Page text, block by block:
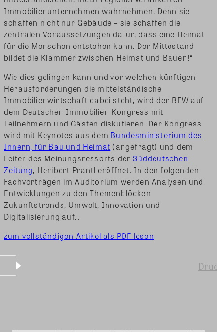
Immobilienunternehmen wahrnehmen. Denn sie
schaffen nicht nur Gebäude – sie schaffen die
zentralen Voraussetzungen dafür, dass eine Heimat
für die Menschen entstehen kann. Der Mittestand
bildet die Klammer zwischen Heimat und Bauen!“
Wie dies gelingen kann und vor welchen künftigen
Herausforderungen die mittelständische
Immobilienwirtschaft dabei steht, wird der BFW auf
dem Deutschen Immobilien Kongress mit
Teilnehmern und Gästen diskutieren. Der Kongress
wird mit Keynotes aus dem Bundesministerium des
Innern, für Bau und Heimat (angefragt) und dem
Leiter des Meinungsressorts derSüddeutschen
Zeitung, Heribert Prantl eröffnet. In den folgenden
Fachvorträgen im Auditorium werden Analysen und
Entwicklungen zu den Themenblöcken
Zukunftstrends, Umwelt, Innovation und
Digitalisierung auf…
zum vollständigen Artikel als PDF lesen